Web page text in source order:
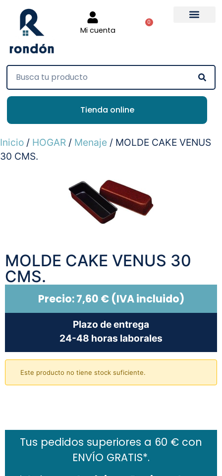
Mi cuenta
0
Tienda online
Inicio / HOGAR / Menaje / MOLDE CAKE VENUS
30 CMS.
MOLDE CAKE VENUS 30
CMS.
Precio:7,60 €(IVA incluido)
Plazo de entrega
24-48 horas laborales
Este producto no tiene stock suficiente.
Tus pedidos superiores a 60 € con
ENVÍO GRATIS*.